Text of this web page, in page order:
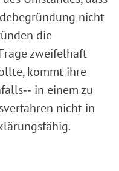
nicht
die
zweifelhaft
kommt ihre
in einem zu
nicht in